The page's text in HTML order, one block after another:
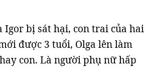
Igor bị sát hại, con trai của hai
được 3 tuổi, Olga lên làm
con. Là người phụ nữ hấp